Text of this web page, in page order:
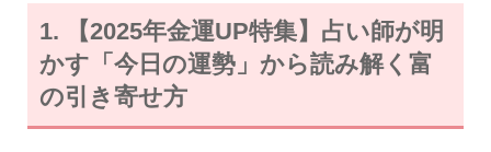
1. 【2025年金運UP特集】占い師が明
かす「今日の運勢」から読み解く富
の引き寄せ方